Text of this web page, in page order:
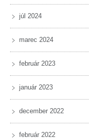
júl 2024
marec 2024
február 2023
január 2023
december 2022
február 2022